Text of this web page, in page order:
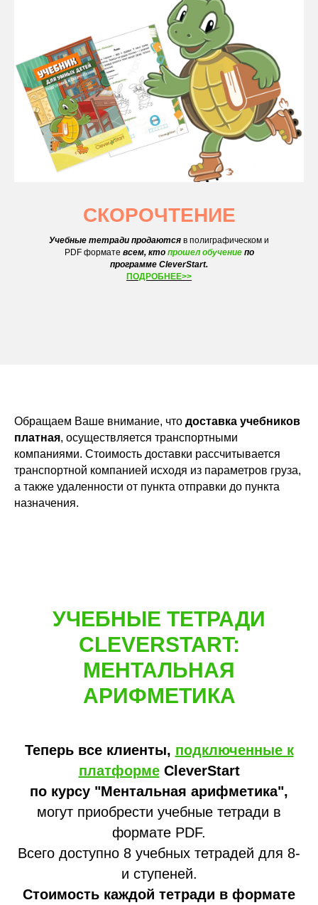
СКОРОЧТЕНИЕ
Учебные тетради продаются в полиграфическом и
PDF формате всем, кто прошел обучениепо
программе CleverStart.
ПОДРОБНЕЕ>>
Обращаем Ваше внимание, что доставка учебников
платная, осуществляется транспортными
компаниями. Стоимость доставки рассчитывается
транспортной компанией исходя из параметров груза,
а также удаленности от пункта отправки до пункта
назначения.
УЧЕБНЫЕ ТЕТРАДИ
CLEVERSTART:
МЕНТАЛЬНАЯ
АРИФМЕТИКА
Теперь все клиенты, подключенные к
платформе CleverStart
по курсу "Ментальная арифметика",
могут приобрести учебные тетради в
формате PDF.
Всего доступно 8 учебных тетрадей для 8-
и ступеней.
Стоимость каждой тетради в формате